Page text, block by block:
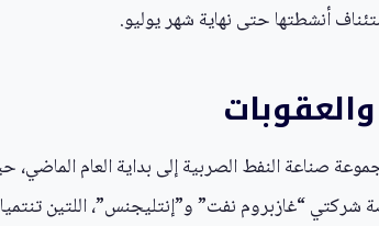
أنشطتها حتى نهاية شهر يوليو.
صناعة النفط الصربية إلى بداية العام الماضي،